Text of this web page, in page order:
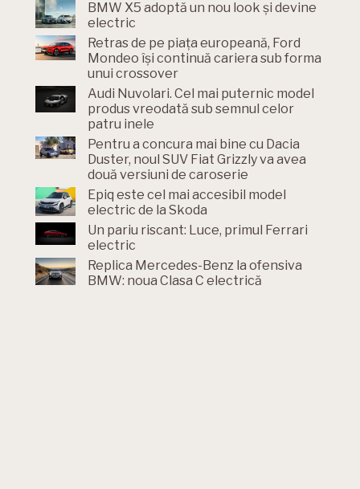
BMW X5 adoptă un nou look și devine
electric
Retras de pe piața europeană, Ford
Mondeo își continuă cariera sub forma
unui crossover
Audi Nuvolari. Cel mai puternic model
produs vreodată sub semnul celor
patru inele
Pentru a concura mai bine cu Dacia
Duster, noul SUV Fiat Grizzly va avea
două versiuni de caroserie
Epiq este cel mai accesibil model
electric de la Skoda
Un pariu riscant: Luce, primul Ferrari
electric
Replica Mercedes-Benz la ofensiva
BMW: noua Clasa C electrică